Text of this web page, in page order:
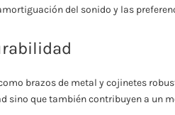
del sonido y las
brazos de metal y cojinetes
sino que también contribuyen a un